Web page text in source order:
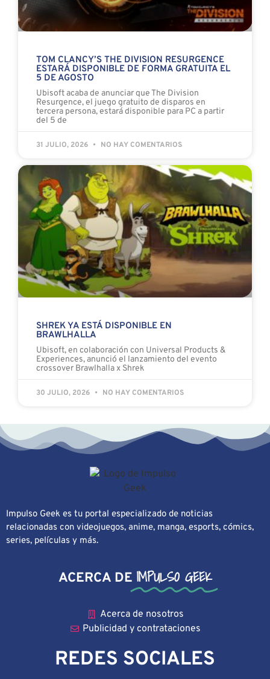
TOM CLANCY’S THE DIVISION RESURGENCE
ESTARÁ DISPONIBLE DE FORMA GRATUITA EL
5 DE AGOSTO
Ubisoft acaba de anunciar que The Division
Resurgence, el juego gratuito de disparos en
tercera persona, estará disponible para PC a partir
del 5 de
31 JULIO, 2026 NO HAY COMENTARIOS
SHREK YA ESTÁ DISPONIBLE EN
BRAWLHALLA
Ubisoft, en colaboración con Universal Products &
Experiences, anunció el lanzamiento del evento
crossover Brawlhalla x Shrek
30 JULIO, 2026 NO HAY COMENTARIOS
Impulso Geek es tu portal especializado de noticias
relacionadas con videojuegos, anime, manga, esports, cómics,
series, películas y más.
ACERCA DE IMPULSO GEEK
Acerca de nosotros
Publicidad y contrataciones
REDES SOCIALES